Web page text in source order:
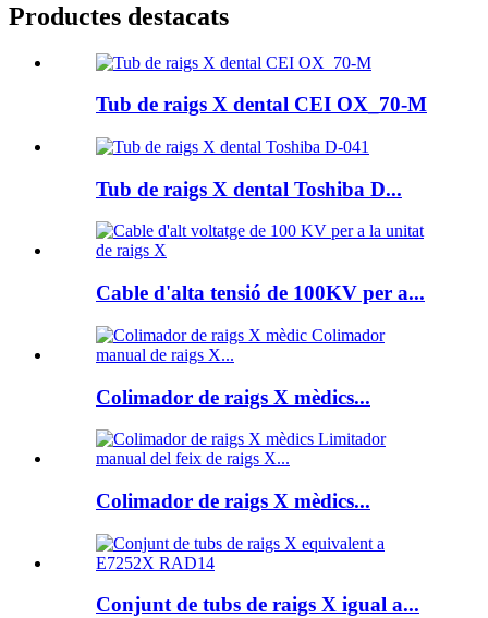
Productes destacats
Tub de raigs X dental CEI OX_70-M
Tub de raigs X dental Toshiba D...
Cable d'alta tensió de 100KV per a...
Colimador de raigs X mèdics...
Colimador de raigs X mèdics...
Conjunt de tubs de raigs X igual a...